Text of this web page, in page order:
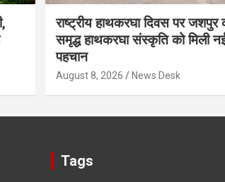
राष्ट्रीय हाथकरघा दिवस पर जशपुर
समृद्ध हाथकरघा संस्कृति को मिली
पहचान
August 8, 2026 News Desk
Tags